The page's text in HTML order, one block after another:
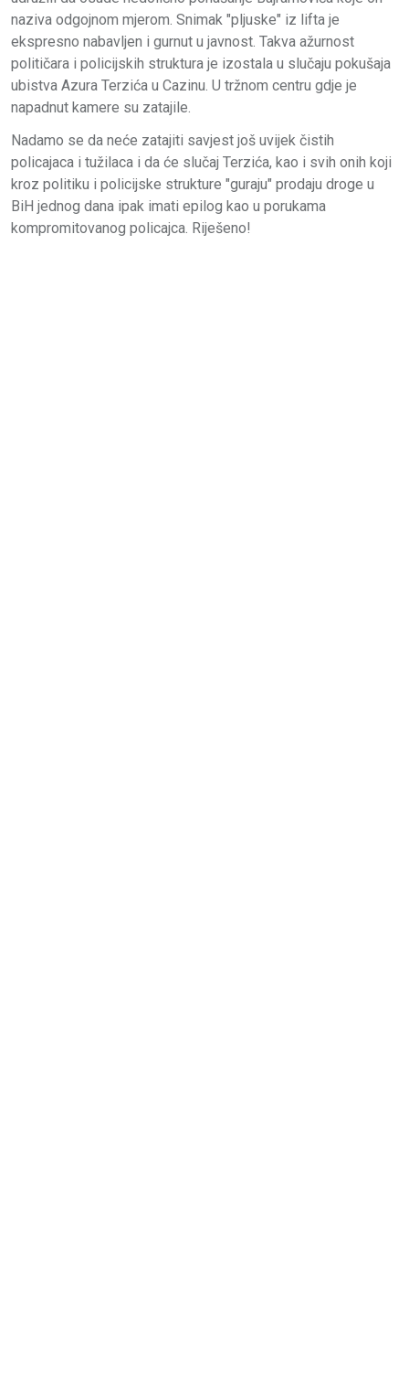
naziva odgojnom mjerom. Snimak "pljuske" iz lifta je
ekspresno nabavljen i gurnut u javnost. Takva ažurnost
političara i policijskih struktura je izostala u slučaju pokušaja
ubistva Azura Terzića u Cazinu. U tržnom centru gdje je
napadnut kamere su zatajile.
Nadamo se da neće zatajiti savjest još uvijek čistih
policajaca i tužilaca i da će slučaj Terzića, kao i svih onih koji
kroz politiku i policijske strukture "guraju" prodaju droge u
BiH jednog dana ipak imati epilog kao u porukama
kompromitovanog policajca. Riješeno!